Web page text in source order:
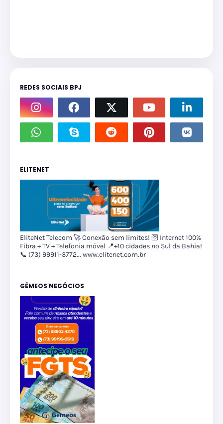
REDES SOCIAIS BPJ
ELITENET
EliteNet Telecom 🚀 Conexão sem limites! 🛜 Internet 100%
Fibra + TV + Telefonia móvel 📍+10 cidades no Sul da Bahia!
📞 (73) 99911-3772... www.elitenet.com.br
GÊMEOS NEGÓCIOS